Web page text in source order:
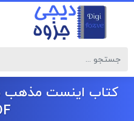
کتاب اینست مذهب